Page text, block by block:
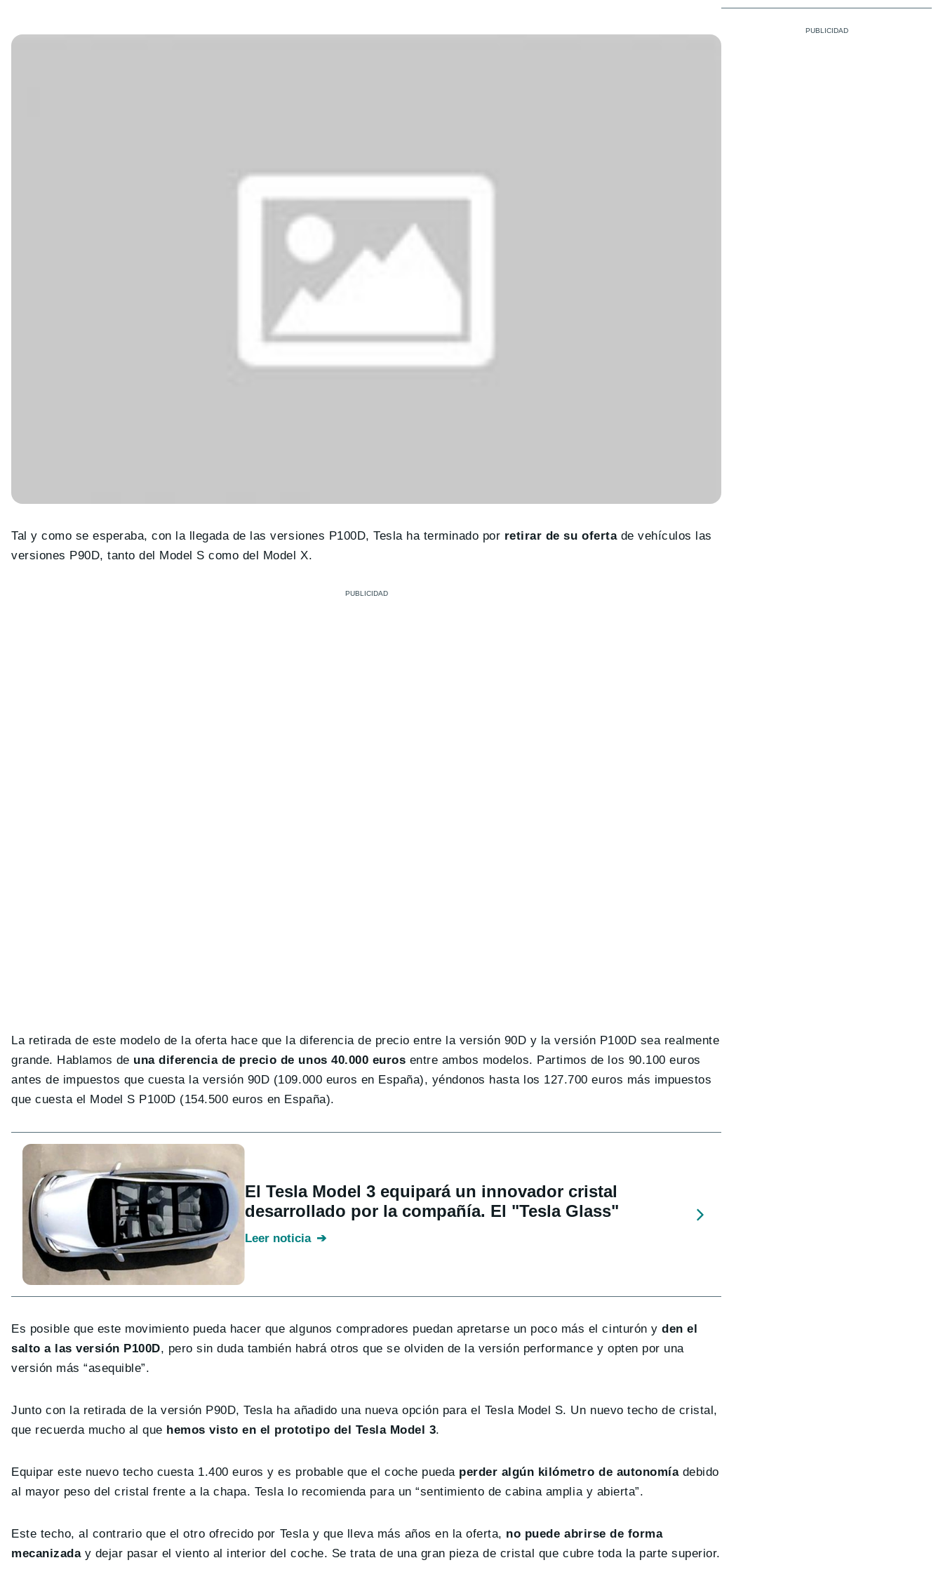
Tal y como se esperaba, con la llegada de las versiones P100D, Tesla ha terminado por retirar de su ofertade vehículos las
versiones P90D, tanto del Model S como del Model X.
La retirada de este modelo de la oferta hace que la diferencia de precio entre la versión 90D y la versión P100D sea realmente
grande. Hablamos de una diferencia de precio de unos 40.000 euros entre ambos modelos. Partimos de los 90.100 euros
antes de impuestos que cuesta la versión 90D (109.000 euros en España), yéndonos hasta los 127.700 euros más impuestos
que cuesta el Model S P100D (154.500 euros en España).
El Tesla Model 3 equipará un innovador cristal
desarrollado por la compañía. El "Tesla Glass"
Leer noticia
Es posible que este movimiento pueda hacer que algunos compradores puedan apretarse un poco más el cinturón yden el
salto a las versión P100D, pero sin duda también habrá otros que se olviden de la versión performance y opten por una
versión más “asequible”.
Junto con la retirada de la versión P90D, Tesla ha añadido una nueva opción para el Tesla Model S. Un nuevo techo de cristal,
que recuerda mucho al que hemos visto en el prototipo del Tesla Model 3.
Equipar este nuevo techo cuesta 1.400 euros y es probable que el coche pueda perder algún kilómetro de autonomíadebido
al mayor peso del cristal frente a la chapa. Tesla lo recomienda para un “sentimiento de cabina amplia y abierta”.
Este techo, al contrario que el otro ofrecido por Tesla y que lleva más años en la oferta, no puede abrirse de forma
mecanizaday dejar pasar el viento al interior del coche. Se trata de una gran pieza de cristal que cubre toda la parte superior.